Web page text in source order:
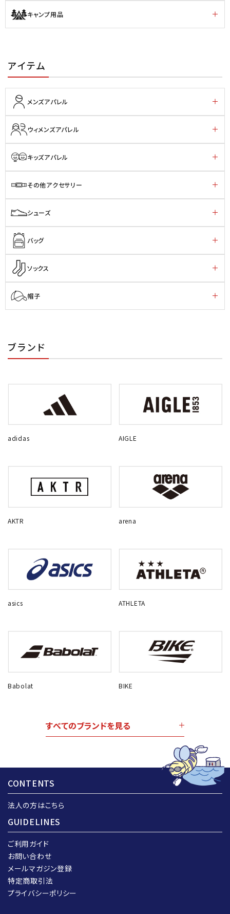
キャンプ用品
アイテム
メンズアパレル
ウィメンズアパレル
キッズアパレル
その他アクセサリー
シューズ
バッグ
ソックス
帽子
ブランド
adidas AIGLE
AKTR arena
asics ATHLETA
Babolat BIKE
すべてのブランドを見る
CONTENTS
法人の方はこちら
GUIDELINES
ご利用ガイド
お問い合わせ
メールマガジン登録
特定商取引法
プライバシーポリシー